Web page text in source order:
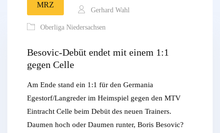
MRZ
Gerhard Wahl
Oberliga Niedersachsen
Besovic-Debüt endet mit einem 1:1
gegen Celle
Am Ende stand ein 1:1 für den Germania
Egestorf/Langreder im Heimspiel gegen den MTV
Eintracht Celle beim Debüt des neuen Trainers.
Daumen hoch oder Daumen runter, Boris Besovic?